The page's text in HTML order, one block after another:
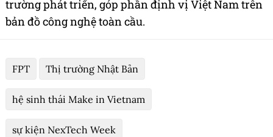
trường phát triển, góp phần định vị Việt Nam trên
bản đồ công nghệ toàn cầu.
FPT Thị trường Nhật Bản
hệ sinh thái Make in Vietnam
sự kiện NexTech Week